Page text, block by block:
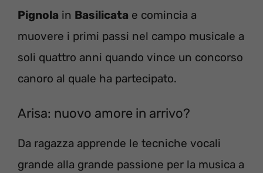
Pignola in Basilicata e comincia a
muovere i primi passi nel campo musicale a
soli quattro anni quando vince un concorso
canoro al quale ha partecipato.
Arisa: nuovo amore in arrivo?
Da ragazza apprende le tecniche vocali
grande alla grande passione per la musica a